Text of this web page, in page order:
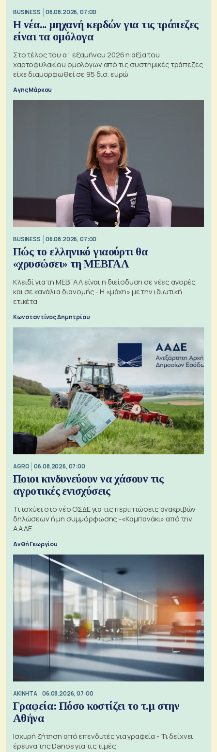
BUSINESS 06.08.2026, 07:00
Η νέα... μηχανή κερδών για τις τράπεζες
είναι τα ομόλογα
Στο τέλος του α΄ εξαμήνου 2026 η αξία του
χαρτοφυλακίου ομολόγων από τις συστημικές τράπεζες
είχε διαμορφωθεί σε 95 δισ. ευρώ
Αγης Μάρκου
BUSINESS 06.08.2026, 07:00
Πώς το ελληνικό γιαούρτι θα
«χρυσώσει» τη ΜΕΒΓΑΛ
Κλειδί για τη ΜΕΒΓΑΛ είναι η διείσδυση σε νέες αγορές
και σε κανάλια διανομής - Η «μάχη» με την ιδιωτική
ετικέτα
Κωνσταντίνος Δημητρίου
AGRO 06.08.2026, 07:00
Ποιοι κινδυνεύουν να χάσουν τις
αγροτικές ενισχύσεις
Τι ισχύει στο νέο ΟΣΔΕ για τις περιπτώσεις ανακριβών
δηλώσεων ή μη συμμόρφωσης -«Καμπανάκι» από την
ΑΑΔΕ
Ανθή Γεωργίου
ΑΚΙΝΗΤΑ 06.08.2026, 07:00
Γραφεία: Πόσο κοστίζει το τ.μ στην
Αθήνα
Ισχυρή ζήτηση από επενδυτές για γραφεία - Τι δείχνει
έρευνα της Danos για τις τιμές